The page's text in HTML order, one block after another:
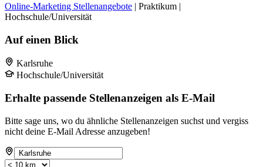
Online-Marketing Stellenangebote | Praktikum |
Hochschule/Universität
Auf einen Blick
Karlsruhe
Hochschule/Universität
Erhalte passende Stellenanzeigen als E-Mail
Bitte sage uns, wo du ähnliche Stellenanzeigen suchst und vergiss
nicht deine E-Mail Adresse anzugeben!